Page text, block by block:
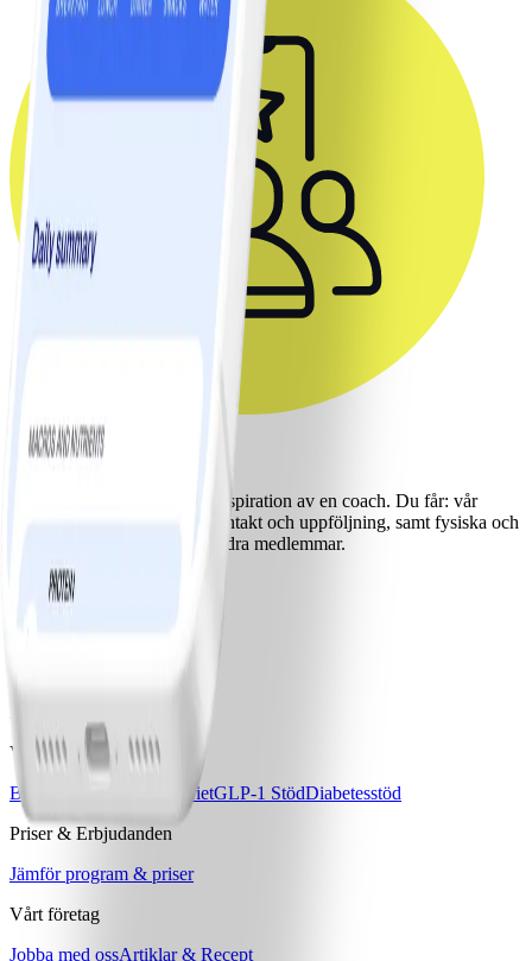
/ Premium /
Bra om du vill: få stöd och inspiration av en coach. Du får: vår
prisbelönta app, personlig kontakt och uppföljning, samt fysiska och
livesända workshops med andra medlemmar.
Bli medlem
Våra program
Bas
Bas+ KlimakterietGLP-1 StödDiabetesstöd
Priser & Erbjudanden
Jämför program & priser
Vårt företag
Jobba med ossArtiklar & Recept